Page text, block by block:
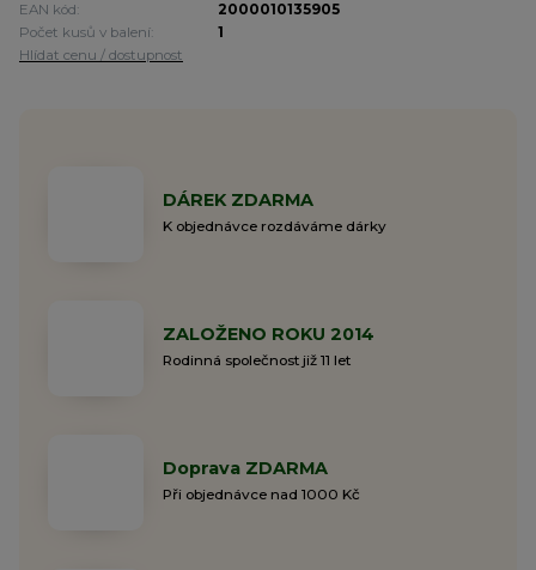
EAN kód:
2000010135905
Počet kusů v balení:
1
Hlídat cenu / dostupnost
DÁREK ZDARMA
K objednávce rozdáváme dárky
ZALOŽENO ROKU 2014
Rodinná společnost již 11 let
Doprava ZDARMA
Při objednávce nad 1000 Kč